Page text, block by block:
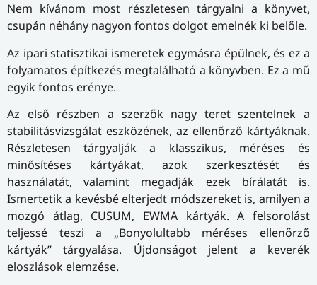
Nem kívánom most részletesen tárgyalni a könyvet,
csupán néhány nagyon fontos dolgot emelnék ki belőle.
Az ipari statisztikai ismeretek egymásra épülnek, és ez a
folyamatos építkezés megtalálható a könyvben. Ez a mű
egyik fontos erénye.
Az első részben a szerzők nagy teret szentelnek a
stabilitásvizsgálat eszközének, az ellenőrző kártyáknak.
Részletesen tárgyalják a klasszikus, méréses és
minősítéses kártyákat, azok szerkesztését és
használatát, valamint megadják ezek bírálatát is.
Ismertetik a kevésbé elterjedt módszereket is, amilyen a
mozgó átlag, CUSUM, EWMA kártyák. A felsorolást
teljessé teszi a „Bonyolultabb méréses ellenőrző
kártyák” tárgyalása. Újdonságot jelent a keverék
eloszlások elemzése.